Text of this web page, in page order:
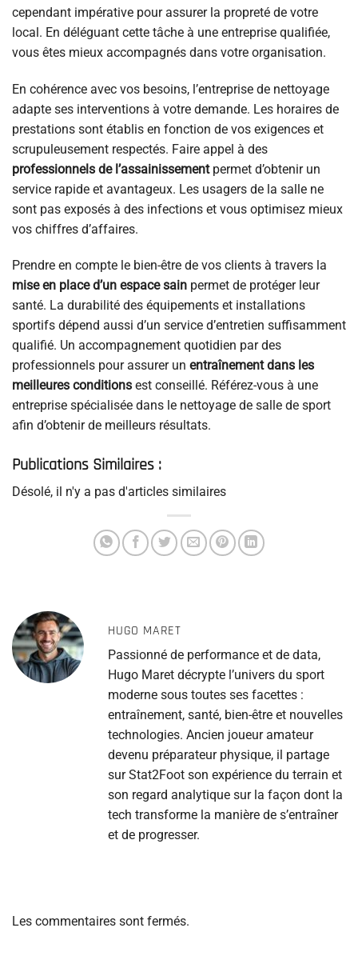
cependant impérative pour assurer la propreté de votre
local. En déléguant cette tâche à une entreprise qualifiée,
vous êtes mieux accompagnés dans votre organisation.
En cohérence avec vos besoins, l’entreprise de nettoyage
adapte ses interventions à votre demande. Les horaires de
prestations sont établis en fonction de vos exigences et
scrupuleusement respectés. Faire appel à des
professionnels de l’assainissementpermet d’obtenir un
service rapide et avantageux. Les usagers de la salle ne
sont pas exposés à des infections et vous optimisez mieux
vos chiffres d’affaires.
Prendre en compte le bien-être de vos clients à travers la
mise en place d’un espace sain permet de protéger leur
santé. La durabilité des équipements et installations
sportifs dépend aussi d’un service d’entretien suffisamment
qualifié. Un accompagnement quotidien par des
professionnels pour assurer un entraînement dans les
meilleures conditions est conseillé. Référez-vous à une
entreprise spécialisée dans le nettoyage de salle de sport
afin d’obtenir de meilleurs résultats.
Publications Similaires :
Désolé, il n'y a pas d'articles similaires
HUGO MARET
Passionné de performance et de data,
Hugo Maret décrypte l’univers du sport
moderne sous toutes ses facettes :
entraînement, santé, bien-être et nouvelles
technologies. Ancien joueur amateur
devenu préparateur physique, il partage
sur Stat2Foot son expérience du terrain et
son regard analytique sur la façon dont la
tech transforme la manière de s’entraîner
et de progresser.
Les commentaires sont fermés.